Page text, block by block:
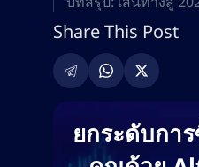
Share This Post
ยกระดับกา